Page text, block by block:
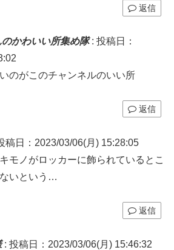
返信
かわいい所集め隊: 投稿日：
のがこのチャンネルのいい所
返信
稿日：2023/03/06(月) 15:28:05
モノがロッカーに飾られているとこ
いという…
返信
: 投稿日：2023/03/06(月) 15:46:32